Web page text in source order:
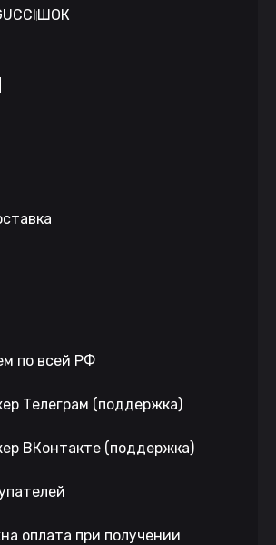
ШОК
по всей РФ
Телеграм (поддержка)
ВКонтакте (поддержка)
оплата при получении